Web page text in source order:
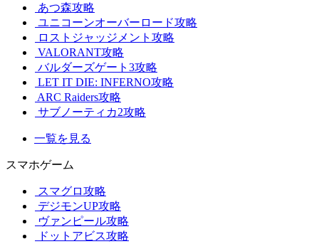
あつ森攻略
ユニコーンオーバーロード攻略
ロストジャッジメント攻略
VALORANT攻略
バルダーズゲート3攻略
LET IT DIE: INFERNO攻略
ARC Raiders攻略
サブノーティカ2攻略
一覧を見る
スマホゲーム
スマグロ攻略
デジモンUP攻略
ヴァンピール攻略
ドットアビス攻略